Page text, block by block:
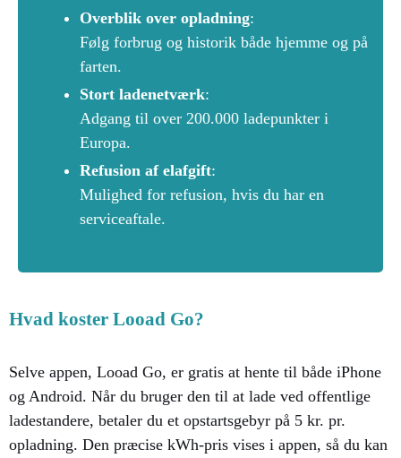
Overblik over opladning:
Følg forbrug og historik både hjemme og på
farten.
Stort ladenetværk:
Adgang til over 200.000 ladepunkter i
Europa.
Refusion af elafgift:
Mulighed for refusion, hvis du har en
serviceaftale.
Hvad koster Looad Go?
Selve appen, Looad Go, er gratis at hente til både iPhone
og Android. Når du bruger den til at lade ved offentlige
ladestandere, betaler du et opstartsgebyr på 5 kr. pr.
opladning. Den præcise kWh-pris vises i appen, så du kan